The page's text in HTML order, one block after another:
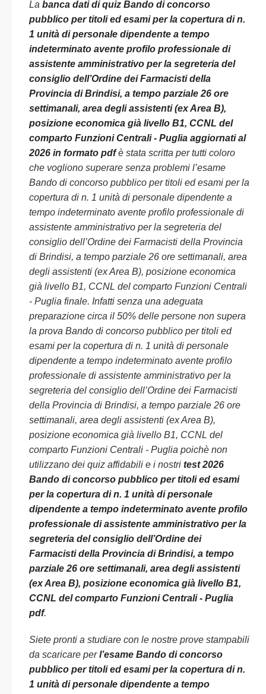
La banca dati di quiz Bando di concorso
pubblico per titoli ed esami per la copertura di n.
1 unità di personale dipendente a tempo
indeterminato avente profilo professionale di
assistente amministrativo per la segreteria del
consiglio dell’Ordine dei Farmacisti della
Provincia di Brindisi, a tempo parziale 26 ore
settimanali, area degli assistenti (ex Area B),
posizione economica già livello B1, CCNL del
comparto Funzioni Centrali - Puglia aggiornati al
2026 in formato pdfè stata scritta per tutti coloro
che vogliono superare senza problemi l’esame
Bando di concorso pubblico per titoli ed esami per la
copertura di n. 1 unità di personale dipendente a
tempo indeterminato avente profilo professionale di
assistente amministrativo per la segreteria del
consiglio dell’Ordine dei Farmacisti della Provincia
di Brindisi, a tempo parziale 26 ore settimanali, area
degli assistenti (ex Area B), posizione economica
già livello B1, CCNL del comparto Funzioni Centrali
- Puglia finale. Infatti senza una adeguata
preparazione circa il 50% delle persone non supera
la prova Bando di concorso pubblico per titoli ed
esami per la copertura di n. 1 unità di personale
dipendente a tempo indeterminato avente profilo
professionale di assistente amministrativo per la
segreteria del consiglio dell’Ordine dei Farmacisti
della Provincia di Brindisi, a tempo parziale 26 ore
settimanali, area degli assistenti (ex Area B),
posizione economica già livello B1, CCNL del
comparto Funzioni Centrali - Puglia poichè non
utilizzano dei quiz affidabili e i nostri test 2026
Bando di concorso pubblico per titoli ed esami
per la copertura di n. 1 unità di personale
dipendente a tempo indeterminato avente profilo
professionale di assistente amministrativo per la
segreteria del consiglio dell’Ordine dei
Farmacisti della Provincia di Brindisi, a tempo
parziale 26 ore settimanali, area degli assistenti
(ex Area B), posizione economica già livello B1,
CCNL del comparto Funzioni Centrali - Puglia
pdf.
Siete pronti a studiare con le nostre prove stampabili
da scaricare perl’esame Bando di concorso
pubblico per titoli ed esami per la copertura di n.
1 unità di personale dipendente a tempo